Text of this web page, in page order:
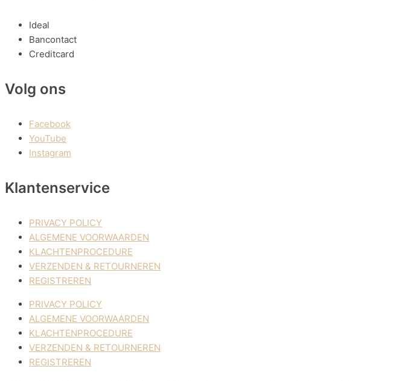
Ideal
Bancontact
Creditcard
Volg ons
Facebook
YouTube
Instagram
Klantenservice
PRIVACY POLICY
ALGEMENE VOORWAARDEN
KLACHTENPROCEDURE
VERZENDEN & RETOURNEREN
REGISTREREN
PRIVACY POLICY
ALGEMENE VOORWAARDEN
KLACHTENPROCEDURE
VERZENDEN & RETOURNEREN
REGISTREREN